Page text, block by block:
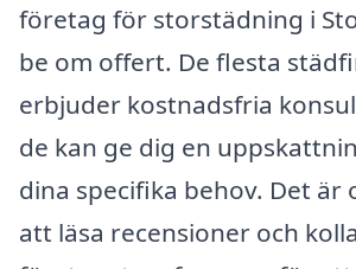
företag för storstädning i
be om offert. De flesta
erbjuder kostnadsfria
de kan ge dig en
dina specifika behov. Det är
att läsa recensioner och